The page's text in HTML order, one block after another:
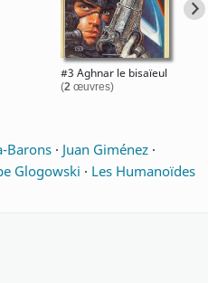
#3 Aghnar le bisaïeul
(2 œuvres)
Barons · Juan Giménez ·
Glogowski · Les Humanoïdes